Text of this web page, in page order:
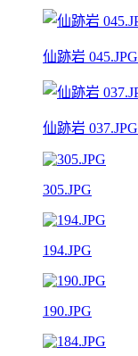
仙跡岩 045.JPG
仙跡岩 037.JPG
305.JPG
194.JPG
190.JPG